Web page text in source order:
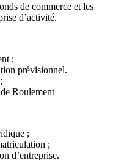
de commerce et les
d’activité.
;
prévisionnel.
Roulement
;
;
d’entreprise.